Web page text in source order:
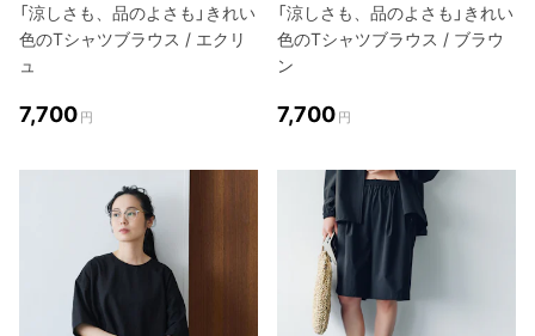
「涼しさも、品のよさも」きれい
色のTシャツブラウス / エクリ
ュ
7,700 円
「涼しさも、品のよさも」きれい
色のTシャツブラウス / ブラウ
ン
7,700 円